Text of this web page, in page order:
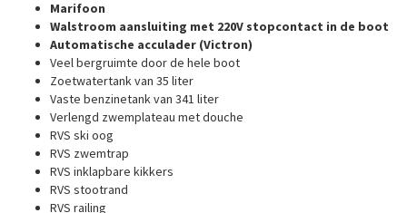
Marifoon
Walstroom aansluiting met 220V stopcontact in de boot
Automatische acculader (Victron)
Veel bergruimte door de hele boot
Zoetwatertank van 35 liter
Vaste benzinetank van 341 liter
Verlengd zwemplateau met douche
RVS ski oog
RVS zwemtrap
RVS inklapbare kikkers
RVS stootrand
RVS railing